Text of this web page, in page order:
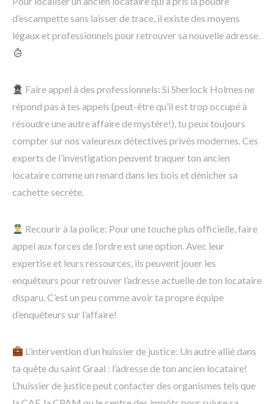
d’escampette sans laisser de trace, il existe des moyens
légaux et professionnels pour retrouver sa nouvelle adresse.
Faire appel à des professionnels: Si Sherlock Holmes ne
répond pas à tes appels (peut-être qu’il est trop occupé à
résoudre une autre affaire de mystère!), tu peux toujours
compter sur nos valeureux détectives privés modernes. Ces
experts de l’investigation peuvent traquer ton ancien
locataire comme un renard dans les bois et dénicher sa
cachette secrète.
Recourir à la police: Pour une touche plus officielle, faire
appel aux forces de l’ordre est une option. Avec leur
expertise et leurs ressources, ils peuvent jouer les
enquêteurs pour retrouver l’adresse actuelle de ton locataire
disparu. C’est un peu comme avoir ta propre équipe
d’enquêteurs sur l’affaire!
L’intervention d’un huissier de justice: Un autre allié dans
ta quête du saint Graal : l’adresse de ton ancien locataire!
L’huissier de justice peut contacter des organismes tels que